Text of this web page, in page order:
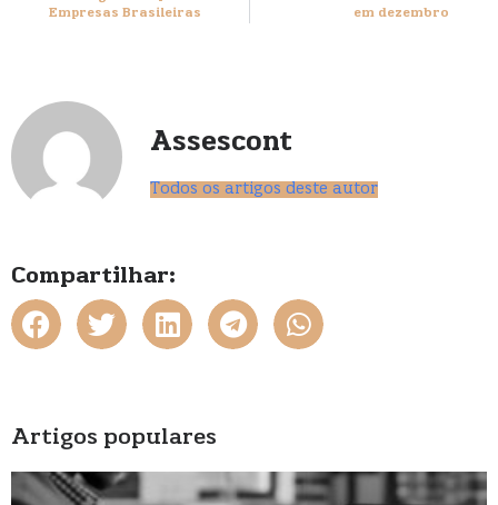
Empresas Brasileiras
em dezembro
Assescont
Todos os artigos deste autor
Compartilhar:
Artigos populares